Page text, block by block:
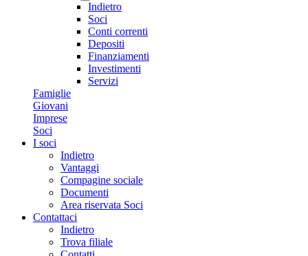
Indietro
Soci
Conti correnti
Depositi
Finanziamenti
Investimenti
Servizi
Famiglie
Giovani
Imprese
Soci
I soci
Indietro
Vantaggi
Compagine sociale
Documenti
Area riservata Soci
Contattaci
Indietro
Trova filiale